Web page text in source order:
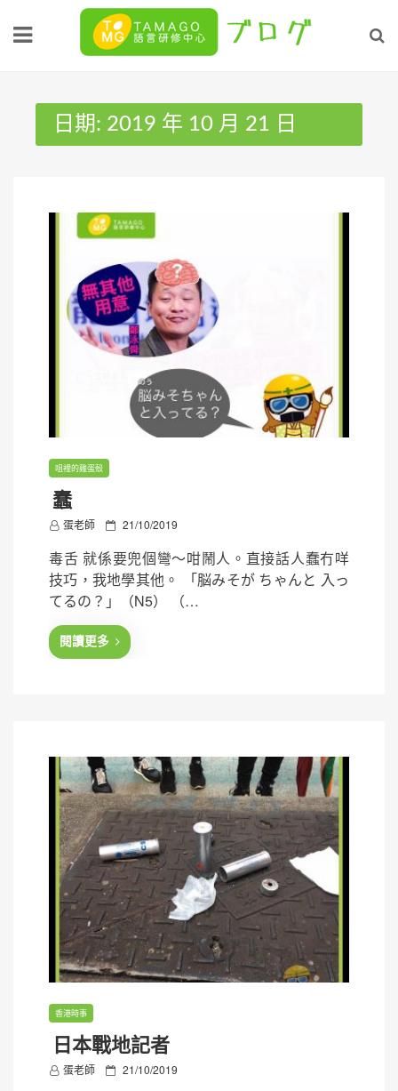
日期: 2019 年 10 月 21 日
咀裡的雞蛋殼
蠢
蛋老師
P
s
t
d
21/10/2019
毒舌 就係要兜個彎～咁鬧人。直接話人蠢冇咩
技巧，我地學其他。 「脳みそが ちゃんと 入っ
てるの？」（N5） （…
閱讀更多
香港時事
日本戰地記者
蛋老師
P 21/10/2019